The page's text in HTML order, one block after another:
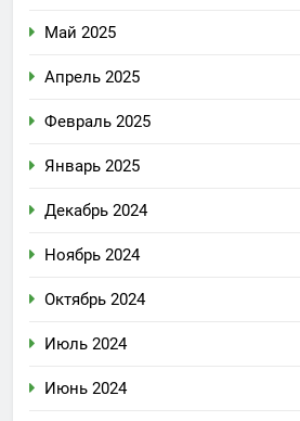
Май 2025
Апрель 2025
Февраль 2025
Январь 2025
Декабрь 2024
Ноябрь 2024
Октябрь 2024
Июль 2024
Июнь 2024